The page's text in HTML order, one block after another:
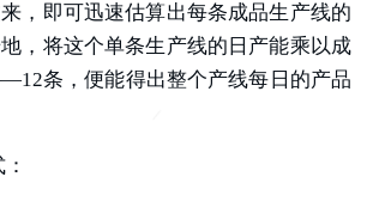
，即可迅速估算出每条成品生产线的
，将这个单条生产线的日产能乘以成
条，便能得出整个产线每日的产品